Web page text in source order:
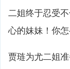
二姐终于忍受
心的妹妹！你
贾琏为尤二姐